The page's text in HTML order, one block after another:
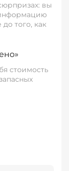
вы
того, как
стоимость